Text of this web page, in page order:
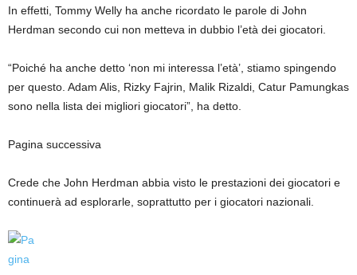
In effetti, Tommy Welly ha anche ricordato le parole di John
Herdman secondo cui non metteva in dubbio l’età dei giocatori.
“Poiché ha anche detto ‘non mi interessa l’età’, stiamo spingendo
per questo. Adam Alis, Rizky Fajrin, Malik Rizaldi, Catur Pamungkas
sono nella lista dei migliori giocatori”, ha detto.
Pagina successiva
Crede che John Herdman abbia visto le prestazioni dei giocatori e
continuerà ad esplorarle, soprattutto per i giocatori nazionali.